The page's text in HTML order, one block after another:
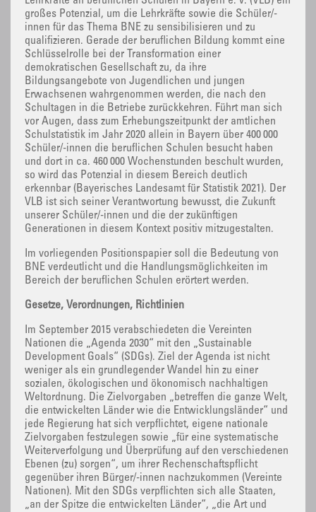
großes Potenzial, um die Lehrkräfte sowie die Schüler/-
innen für das Thema BNE zu sensibilisieren und zu
qualifizieren. Gerade der beruflichen Bildung kommt eine
Schlüsselrolle bei der Transformation einer
demokratischen Gesellschaft zu, da ihre
Bildungsangebote von Jugendlichen und jungen
Erwachsenen wahrgenommen werden, die nach den
Schultagen in die Betriebe zurückkehren. Führt man sich
vor Augen, dass zum Erhebungszeitpunkt der amtlichen
Schulstatistik im Jahr 2020 allein in Bayern über 400 000
Schüler/-innen die beruflichen Schulen besucht haben
und dort in ca. 460 000 Wochenstunden beschult wurden,
so wird das Potenzial in diesem Bereich deutlich
erkennbar (Bayerisches Landesamt für Statistik 2021). Der
VLB ist sich seiner Verantwortung bewusst, die Zukunft
unserer Schüler/-innen und die der zukünftigen
Generationen in diesem Kontext positiv mitzugestalten.
Im vorliegenden Positionspapier soll die Bedeutung von
BNE verdeutlicht und die Handlungsmöglichkeiten im
Bereich der beruflichen Schulen erörtert werden.
Gesetze, Verordnungen, Richtlinien
Im September 2015 verabschiedeten die Vereinten
Nationen die „Agenda 2030“ mit den „Sustainable
Development Goals“ (SDGs). Ziel der Agenda ist nicht
weniger als ein grundlegender Wandel hin zu einer
sozialen, ökologischen und ökonomisch nachhaltigen
Weltordnung. Die Zielvorgaben „betreffen die ganze Welt,
die entwickelten Länder wie die Entwicklungsländer“ und
jede Regierung hat sich verpflichtet, eigene nationale
Zielvorgaben festzulegen sowie „für eine systematische
Weiterverfolgung und Überprüfung auf den verschiedenen
Ebenen (zu) sorgen“, um ihrer Rechenschaftspflicht
gegenüber ihren Bürger/-innen nachzukommen (Vereinte
Nationen). Mit den SDGs verpflichten sich alle Staaten,
„an der Spitze die entwickelten Länder“, „die Art und